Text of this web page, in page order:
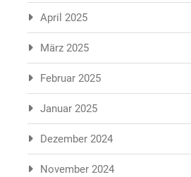
April 2025
März 2025
Februar 2025
Januar 2025
Dezember 2024
November 2024